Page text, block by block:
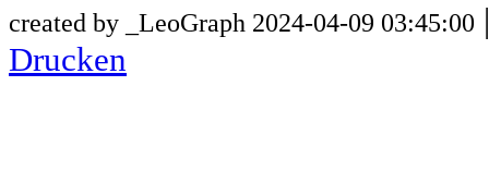
created by _LeoGraph 2024-04-09 03:45:00
Drucken